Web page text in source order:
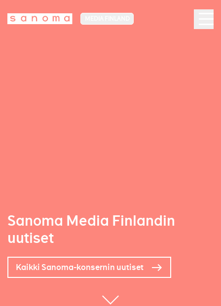
Sanoma Media Finlandin
uutiset
Kaikki Sanoma-konsernin uutiset